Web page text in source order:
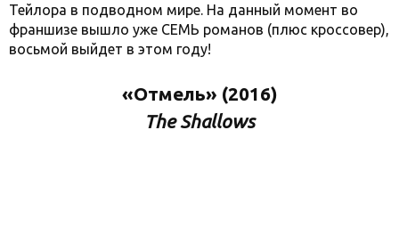
Тейлора в подводном мире. На данный момент во
франшизе вышло уже СЕМЬ романов (плюс кроссовер),
восьмой выйдет в этом году!
«Отмель» (2016)
The Shallows